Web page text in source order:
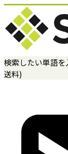
検索したい単語
送料)